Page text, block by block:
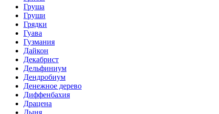
Груша
Груши
Грядки
Гуава
Гузмания
Дайкон
Декабрист
Дельфиниум
Дендробиум
Денежное дерево
Диффенбахия
Драцена
Дыня